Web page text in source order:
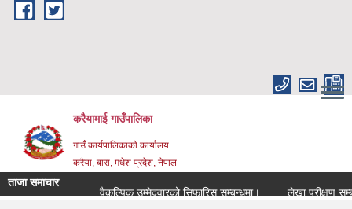
Skip to main content
करैयामाई गाउँपालिका
गाउँ कार्यपालिकाको कार्यालय
करैया, बारा, मधेश प्रदेश, नेपाल
ताजा समाचार
वैकल्पिक उम्मेदवारको सिफारिस सम्बन्धमा।
लेखा परीक्षण